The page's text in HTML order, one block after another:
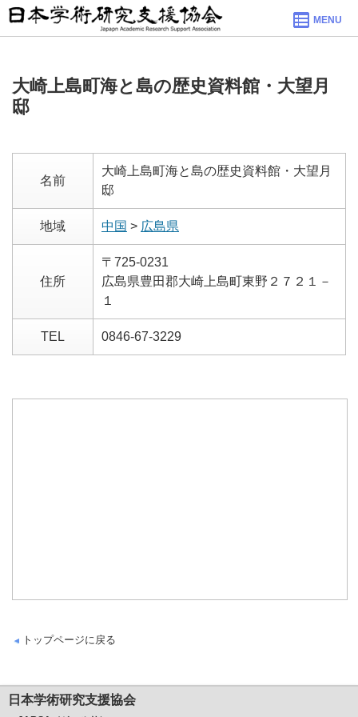
MENU
大崎上島町海と島の歴史資料館・大望月
邸
名前
大崎上島町海と島の歴史資料館・大望月
邸
地域 中国 > 広島県
住所
〒725-0231
広島県豊田郡大崎上島町東野２７２１－
１
TEL 0846-67-3229
トップページに戻る
日本学術研究支援協会